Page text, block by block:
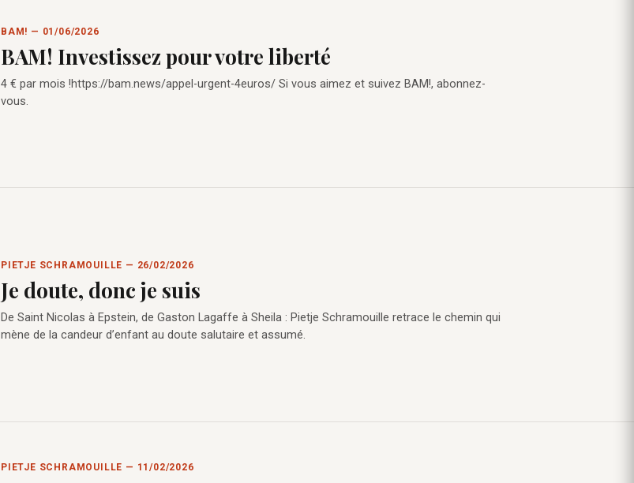
BAM! — 01/06/2026
BAM! Investissez pour votre liberté
4 € par mois !https://bam.news/appel-urgent-4euros/ Si vous aimez et suivez BAM!, abonnez-
vous.
PIETJE SCHRAMOUILLE — 26/02/2026
Je doute, donc je suis
De Saint Nicolas à Epstein, de Gaston Lagaffe à Sheila : Pietje Schramouille retrace le chemin qui
mène de la candeur d’enfant au doute salutaire et assumé.
PIETJE SCHRAMOUILLE — 11/02/2026